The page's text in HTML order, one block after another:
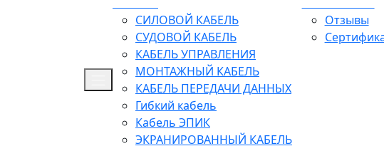
СИЛОВОЙ КАБЕЛЬ
СУДОВОЙ КАБЕЛЬ
КАБЕЛЬ УПРАВЛЕНИЯ
МОНТАЖНЫЙ КАБЕЛЬ
КАБЕЛЬ ПЕРЕДАЧИ ДАННЫХ
Гибкий кабель
Кабель ЭПИК
ЭКРАНИРОВАННЫЙ КАБЕЛЬ
Отзывы